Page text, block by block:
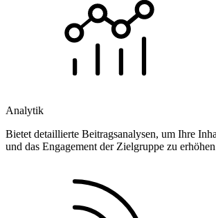
Analytik
Bietet detaillierte Beitragsanalysen, um Ihre
und das Engagement der Zielgruppe zu